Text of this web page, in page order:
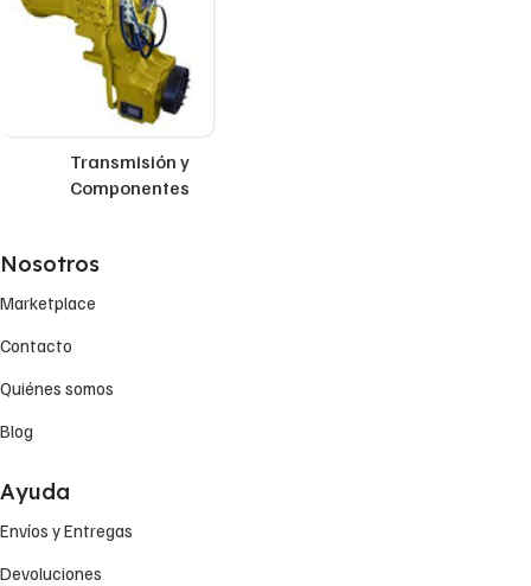
Transmisión y
Componentes
Nosotros
Marketplace
Contacto
Quiénes somos
Blog
Ayuda
Envíos y Entregas
Devoluciones